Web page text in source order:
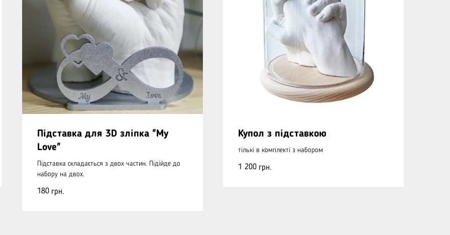
Підставка для 3D зліпка "My
Love"
Підставка складається з двох частин. Підійде до
набору на двох.
180 грн.
Купол з підставкою
тількі в комплекті з набором
1 200 грн.